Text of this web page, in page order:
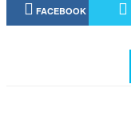
FACEBOOK